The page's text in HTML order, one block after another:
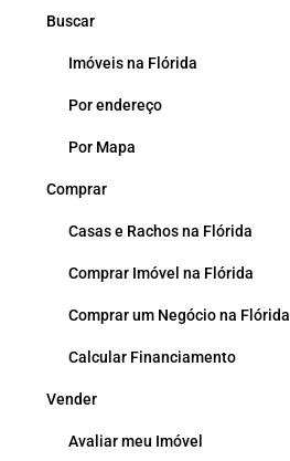
Buscar
Imóveis na Flórida
Por endereço
Por Mapa
Comprar
Casas e Rachos na Flórida
Comprar Imóvel na Flórida
Comprar um Negócio na Flórida
Calcular Financiamento
Vender
Avaliar meu Imóvel